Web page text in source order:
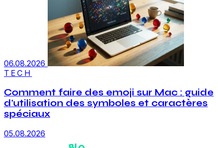
06.08.2026
TECH
Comment faire des emoji sur Mac : guide
d'utilisation des symboles et caractères
spéciaux
05.08.2026